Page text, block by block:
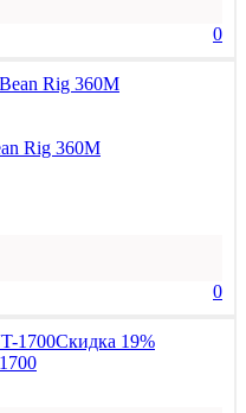
0
Rig 360M
0
Скидка 19%